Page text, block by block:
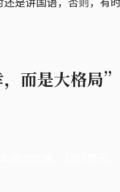
而是大格局”